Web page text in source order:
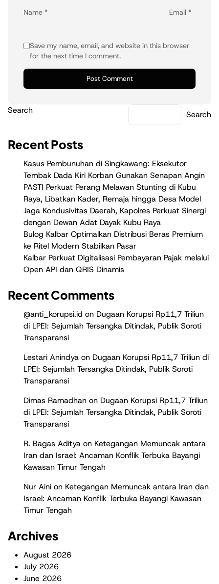
Name * Email *
Save my name, email, and website in this browser
for the next time I comment.
Search Search
Recent Posts
Kasus Pembunuhan di Singkawang: Eksekutor
Tembak Dada Kiri Korban Gunakan Senapan Angin
PASTI Perkuat Perang Melawan Stunting di Kubu
Raya, Libatkan Kader, Remaja hingga Desa Model
Jaga Kondusivitas Daerah, Kapolres Perkuat Sinergi
dengan Dewan Adat Dayak Kubu Raya
Bulog Kalbar Optimalkan Distribusi Beras Premium
ke Ritel Modern Stabilkan Pasar
Kalbar Perkuat Digitalisasi Pembayaran Pajak melalui
Open API dan QRIS Dinamis
Recent Comments
@anti_korupsi.id on Dugaan Korupsi Rp11,7 Triliun
di LPEI: Sejumlah Tersangka Ditindak, Publik Soroti
Transparansi
Lestari Anindya on Dugaan Korupsi Rp11,7 Triliun di
LPEI: Sejumlah Tersangka Ditindak, Publik Soroti
Transparansi
Dimas Ramadhan on Dugaan Korupsi Rp11,7 Triliun
di LPEI: Sejumlah Tersangka Ditindak, Publik Soroti
Transparansi
R. Bagas Aditya on Ketegangan Memuncak antara
Iran dan Israel: Ancaman Konflik Terbuka Bayangi
Kawasan Timur Tengah
Nur Aini on Ketegangan Memuncak antara Iran dan
Israel: Ancaman Konflik Terbuka Bayangi Kawasan
Timur Tengah
Archives
August 2026
July 2026
June 2026